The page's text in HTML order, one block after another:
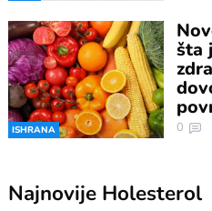
ISHRANA
šta
0
Najnovije Holesterol